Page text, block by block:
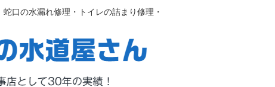
口の水漏れ修理・トイレの詰まり修理・